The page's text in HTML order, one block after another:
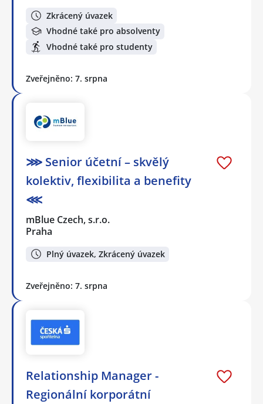
Zkrácený úvazek
Vhodné také pro absolventy
Vhodné také pro studenty
Zveřejněno: 7. srpna
⋙ Senior účetní – skvělý
kolektiv, flexibilita a benefity
⋘
mBlue Czech, s.r.o.
Praha
Plný úvazek, Zkrácený úvazek
Zveřejněno: 7. srpna
Relationship Manager -
Regionální korporátní